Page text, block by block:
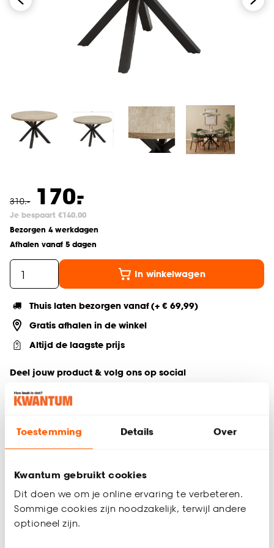
Toestemming Details Over
Kwantum gebruikt cookies
Dit doen we om je online ervaring te verbeteren.
Sommige cookies zijn noodzakelijk, terwijl andere
optioneel zijn.
310.- 170.
-
Je bespaart €140.00
Bezorgen 4 werkdagen
Afhalen vanaf 5 dagen
In winkelwagen
Thuis laten bezorgen vanaf (+ € 69,99)
Gratis afhalen in de winkel
Altijd de laagste prijs
Deel jouw product & volg ons op social
Productomschrijving
Ø120 x 76 (H) cm
Ronde eetkamertafel
Modern design
Eettafel Bressano Naturel is een moderne, stijlvolle ronde
eetkamertafel die perfect past in een eigentijds interieur.